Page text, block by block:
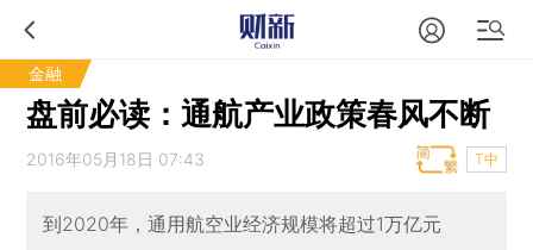
金融
盘前必读：通航产业政策春风不断
2016年05月18日 07:43 T中
到2020年，通用航空业经济规模将超过1万亿元